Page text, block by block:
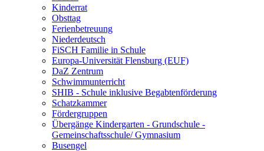
Kinderrat
Obsttag
Ferienbetreuung
Niederdeutsch
FiSCH Familie in Schule
Europa-Universität Flensburg (EUF)
DaZ Zentrum
Schwimmunterricht
SHIB - Schule inklusive Begabtenförderung
Schatzkammer
Fördergruppen
Übergänge Kindergarten - Grundschule -
Gemeinschaftsschule/ Gymnasium
Busengel